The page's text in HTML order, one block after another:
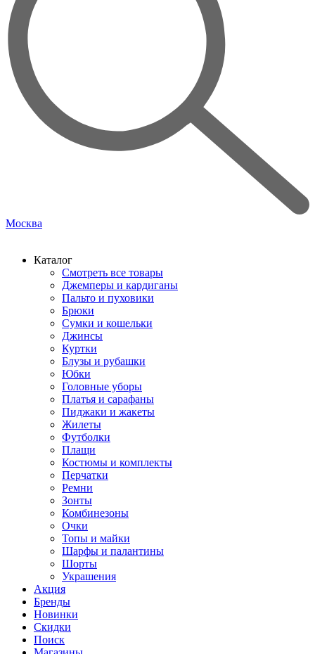
Москва
Каталог
Смотреть все товары
Джемперы и кардиганы
Пальто и пуховики
Брюки
Сумки и кошельки
Джинсы
Куртки
Блузы и рубашки
Юбки
Головные уборы
Платья и сарафаны
Пиджаки и жакеты
Жилеты
Футболки
Плащи
Костюмы и комплекты
Перчатки
Ремни
Зонты
Комбинезоны
Очки
Топы и майки
Шарфы и палантины
Шорты
Украшения
Акция
Бренды
Новинки
Скидки
Поиск